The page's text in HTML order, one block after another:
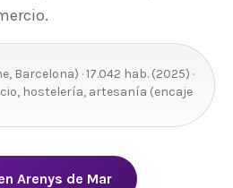
, Barcelona) ·17.042 hab. (2025) ·
hostelería, artesanía (encaje
Arenys de Mar